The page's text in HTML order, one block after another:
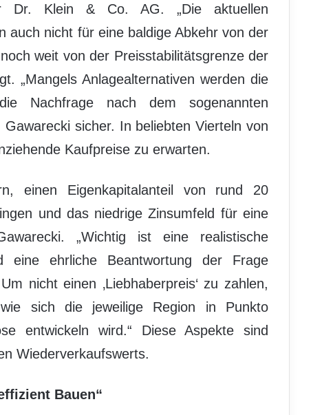
Dr. Klein & Co. AG. „Die aktuellen
auch nicht für eine baldige Abkehr von der
weit von der Preisstabilitätsgrenze der
„Mangels Anlagealternativen werden die
Nachfrage nach dem sogenannten
sicher. In beliebten Vierteln von
Kaufpreise zu erwarten.
einen Eigenkapitalanteil von rund 20
und das niedrige Zinsumfeld für eine
„Wichtig ist eine realistische
eine ehrliche Beantwortung der Frage
nicht einen ‚Liebhaberpreis‘ zu zahlen,
sich die jeweilige Region in Punkto
entwickeln wird.“ Diese Aspekte sind
Wiederverkaufswerts.
Bauen“